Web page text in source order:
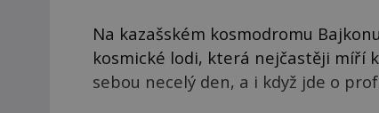
Na kazašském kosmodromu
kosmické lodi, která nejčastěji míří
sebou necelý den, a i když jde o